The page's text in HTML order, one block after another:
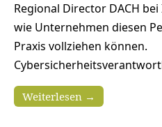
Regional Director DACH
wie Unternehmen diesen
Praxis vollziehen können.
Weiterlesen →